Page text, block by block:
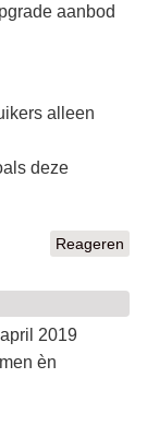
aanbod
alleen
deze
Reageren
2019
èn